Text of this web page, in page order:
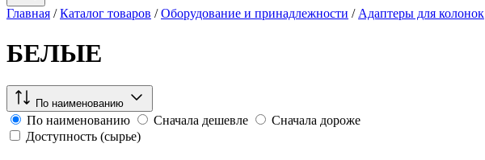
Главная / Каталог товаров / Оборудование и принадлежности / Адаптеры для колонок
БЕЛЫЕ
По наименованию
По наименованию Сначала дешевле
Сначала дороже
Доступность (сырье)